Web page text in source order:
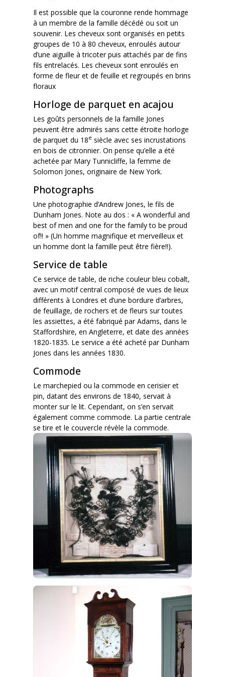
Il est possible que la couronne rende hommage
à un membre de la famille décédé ou soit un
souvenir. Les cheveux sont organisés en petits
groupes de 10 à 80 cheveux, enroulés autour
d’une aiguille à tricoter puis attachés par de fins
fils entrelacés. Les cheveux sont enroulés en
forme de fleur et de feuille et regroupés en brins
floraux
Horloge de parquet en acajou
Les goûts personnels de la famille Jones
peuvent être admirés sans cette étroite horloge
de parquet du 18e siècle avec ses incrustations
en bois de citronnier. On pense qu’elle a été
achetée par Mary Tunnicliffe, la femme de
Solomon Jones, originaire de New York.
Photographs
Une photographie d’Andrew Jones, le fils de
Dunham Jones. Note au dos : « A wonderful and
best of men and one for the family to be proud
of!! » (Un homme magnifique et merveilleux et
un homme dont la famille peut être fière!!).
Service de table
Ce service de table, de riche couleur bleu cobalt,
avec un motif central composé de vues de lieux
différents à Londres et d’une bordure d’arbres,
de feuillage, de rochers et de fleurs sur toutes
les assiettes, a été fabriqué par Adams, dans le
Staffordshire, en Angleterre, et date des années
1820-1835. Le service a été acheté par Dunham
Jones dans les années 1830.
Commode
Le marchepied ou la commode en cerisier et
pin, datant des environs de 1840, servait à
monter sur le lit. Cependant, on s’en servait
également comme commode. La partie centrale
se tire et le couvercle révèle la commode.